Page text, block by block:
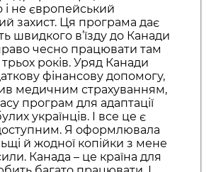
і не європейський
захист. Ця програма дає
швидкого в’їзду до Канади
чесно працювати там
років. Уряд Канади
фінансову допомогу,
медичним страхуванням,
програм для адаптації
українців. І все це є
Я оформлювала
й жодної копійки з мене
Канада – це країна для